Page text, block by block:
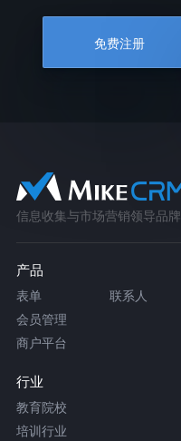
免费注册
信息收集与市场营销领导品牌
产品
表单 联系人
会员管理
商户平台
行业
教育院校
培训行业